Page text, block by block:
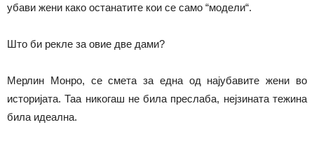
убави жени како останатите кои се само “модели“.
Што би рекле за овие две дами?
Мерлин Монро, се смета за една од најубавите жени во
историјата. Таа никогаш не била преслаба, нејзината тежина
била идеална.